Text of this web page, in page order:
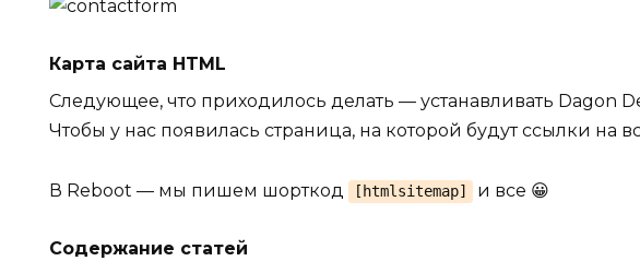
Карта сайта HTML
Следующее, что приходилось делать — устанавливать Dagon
Чтобы у нас появилась страница, на которой будут ссылки
В Reboot — мы пишем шорткод [htmlsitemap] и все 😀
Содержание статей